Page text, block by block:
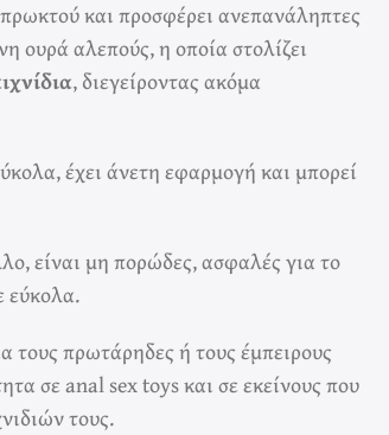
και προσφέρει ανεπανάληπτες
ουρά αλεπούς, η οποία στολίζει
, διεγείροντας ακόμα
έχει άνετη εφαρμογή και μπορεί
είναι μη πορώδες, ασφαλές για το
εύκολα.
τους πρωτάρηδες ή τους έμπειρους
σε anal sex toys και σε εκείνους που
τους.